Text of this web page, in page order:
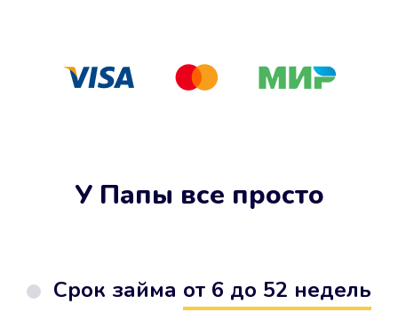
У Папы все просто
Срок займа от 6 до 52 недель